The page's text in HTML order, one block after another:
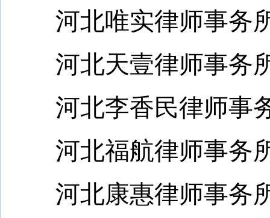
河北唯实律师事务
河北天壹律师事务
河北李香民律师事
河北福航律师事务
河北康惠律师事务